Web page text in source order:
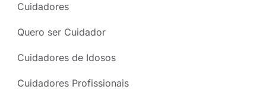
Cuidadores
Quero ser Cuidador
Cuidadores de Idosos
Cuidadores Profissionais